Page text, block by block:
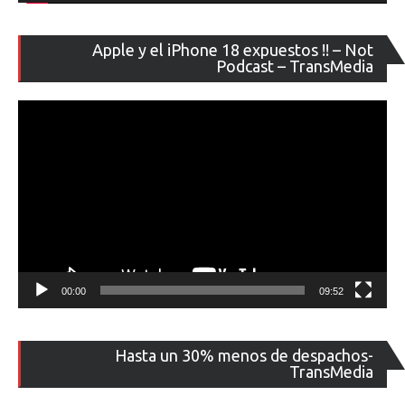
Apple y el iPhone 18 expuestos !! – Not
Podcast – TransMedia
de
00:00 09:52
Hasta un 30% menos de despachos-
TransMedia
de